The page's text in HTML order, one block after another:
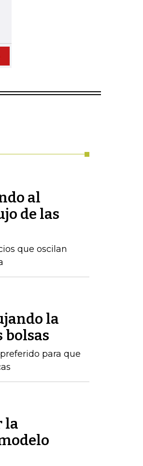
al
de las
que oscilan
la
bolsas
para que
la